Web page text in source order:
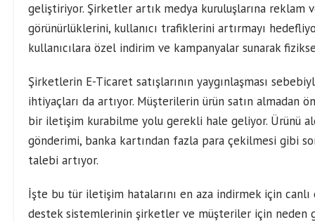
geliştiriyor. Şirketler artık medya kuruluşlarına reklam
görünürlüklerini, kullanıcı trafiklerini artırmayı
kullanıcılara özel indirim ve kampanyalar sunarak
Şirketlerin E-Ticaret satışlarının yaygınlaşması
ihtiyaçları da artıyor. Müşterilerin ürün satın almadan
bir iletişim kurabilme yolu gerekli hale geliyor. Ürünü
gönderimi, banka kartından fazla para çekilmesi gibi
talebi artıyor.
İşte bu tür iletişim hatalarını en aza indirmek için
destek sistemlerinin şirketler ve müşteriler için neden